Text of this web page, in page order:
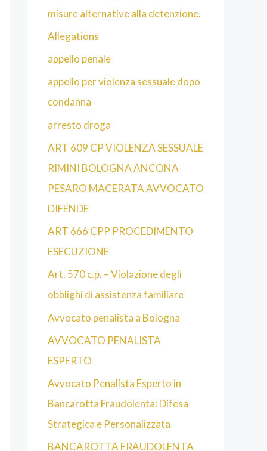
misure alternative alla detenzione.
Allegations
appello penale
appello per violenza sessuale dopo
condanna
arresto droga
ART 609 CP VIOLENZA SESSUALE
RIMINI BOLOGNA ANCONA
PESARO MACERATA AVVOCATO
DIFENDE
ART 666 CPP PROCEDIMENTO
ESECUZIONE
Art. 570 c.p. – Violazione degli
obblighi di assistenza familiare
Avvocato penalista a Bologna
AVVOCATO PENALISTA
ESPERTO
Avvocato Penalista Esperto in
Bancarotta Fraudolenta: Difesa
Strategica e Personalizzata
BANCAROTTA FRAUDOLENTA